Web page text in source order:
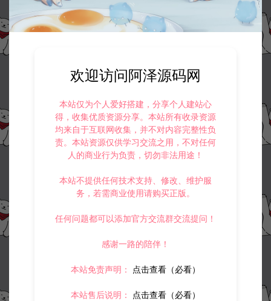
冷雨泽ღ 默认解压密码：www.lyzwlkj.vip
上一篇：
大话缥缈西游-IP加解密教程
下一篇：
欢迎访问阿泽源码网
本站仅为个人爱好搭建，分享个人建站心
得，收集优质资源分享。本站所有收录资源
均来自于互联网收集，并不对内容完整性负
责。本站资源仅供学习交流之用，不对任何
人的商业行为负责，切勿非法用途！
本站不提供任何技术支持、修改、维护服
务，若需商业使用请购买正版。
任何问题都可以添加官方交流群交流提问！
感谢一路的陪伴！
本站免责声明： 点击查看（必看）
本站售后说明： 点击查看（必看）